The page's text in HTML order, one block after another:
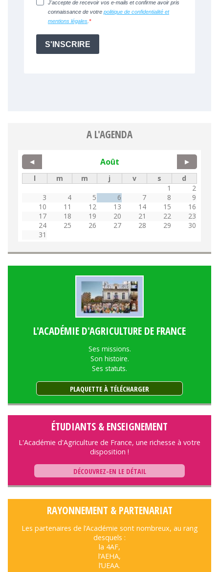
A L'AGENDA
Août
◀ ▶
l m m j v s
d
1
2
3
4 5 6 7 8
9
10
11 12 13 14 15
16
17
18 19 20 21 22
23
24
25 26 27 28 29
30
31
L'ACADÉMIE D'AGRICULTURE DE FRANCE
Ses missions.
Son histoire.
Ses statuts.
PLAQUETTE À TÉLÉCHARGER
ÉTUDIANTS & ENSEIGNEMENT
L'Académie d'Agriculture de France, une richesse à votre
disposition !
DÉCOUVREZ-EN LE DÉTAIL
RAYONNEMENT & PARTENARIAT
Les partenaires de l’Académie sont nombreux, au rang
desquels :
la 4AF,
l’AEHA,
l’UEAA.